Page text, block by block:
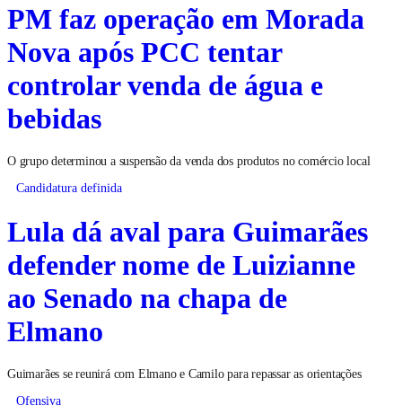
PM faz operação em Morada
Nova após PCC tentar
controlar venda de água e
bebidas
O grupo determinou a suspensão da venda dos produtos no comércio local
Candidatura definida
Lula dá aval para Guimarães
defender nome de Luizianne
ao Senado na chapa de
Elmano
Guimarães se reunirá com Elmano e Camilo para repassar as orientações
Ofensiva